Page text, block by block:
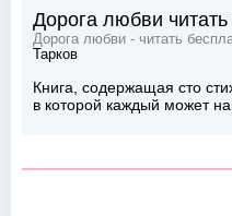
Дорога любви читать
Дорога любви - читать
Тарков
Книга, содержащая сто
в которой каждый может